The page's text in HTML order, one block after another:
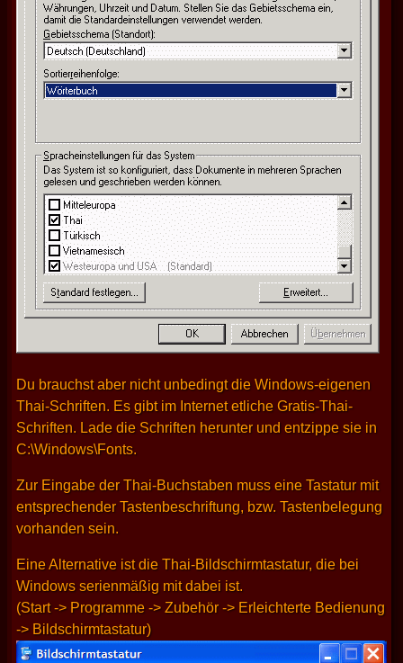
Du brauchst aber nicht unbedingt die Windows-eigenen
Thai-Schriften. Es gibt im Internet etliche Gratis-Thai-
Schriften. Lade die Schriften herunter und entzippe sie in
C:\Windows\Fonts.
Zur Eingabe der Thai-Buchstaben muss eine Tastatur mit
entsprechender Tastenbeschriftung, bzw. Tastenbelegung
vorhanden sein.
Eine Alternative ist die Thai-Bildschirmtastatur, die bei
Windows serienmäßig mit dabei ist.
(Start -> Programme -> Zubehör -> Erleichterte Bedienung
-> Bildschirmtastatur)